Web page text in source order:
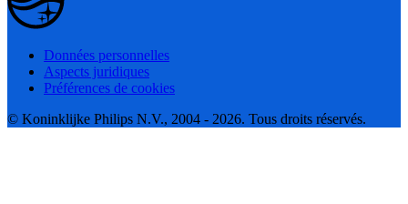
Données personnelles
Aspects juridiques
Préférences de cookies
© Koninklijke Philips N.V., 2004 - 2026. Tous droits réservés.